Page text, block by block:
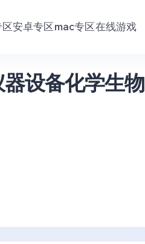
安卓专区mac专区在线游戏
设备化学生物